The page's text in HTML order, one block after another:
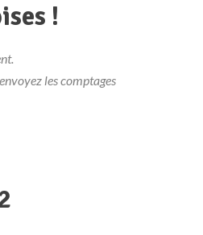
!
les comptages